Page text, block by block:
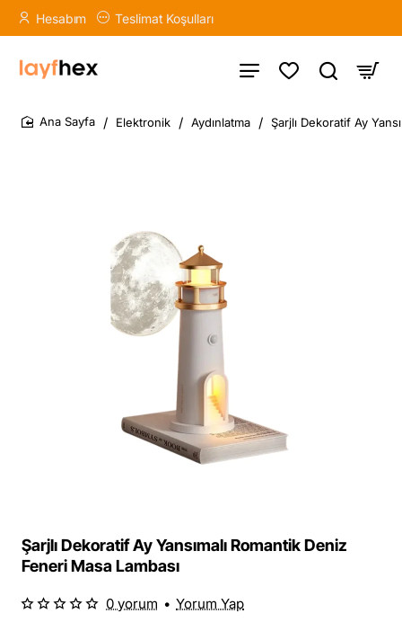
Hesabım Teslimat Koşulları
Elektronik Aydınlatma Şarjlı Dekoratif Ay
Şarjlı Dekoratif Ay Yansımalı Romantik Deniz
Feneri Masa Lambası
0 yorum • Yorum Yap